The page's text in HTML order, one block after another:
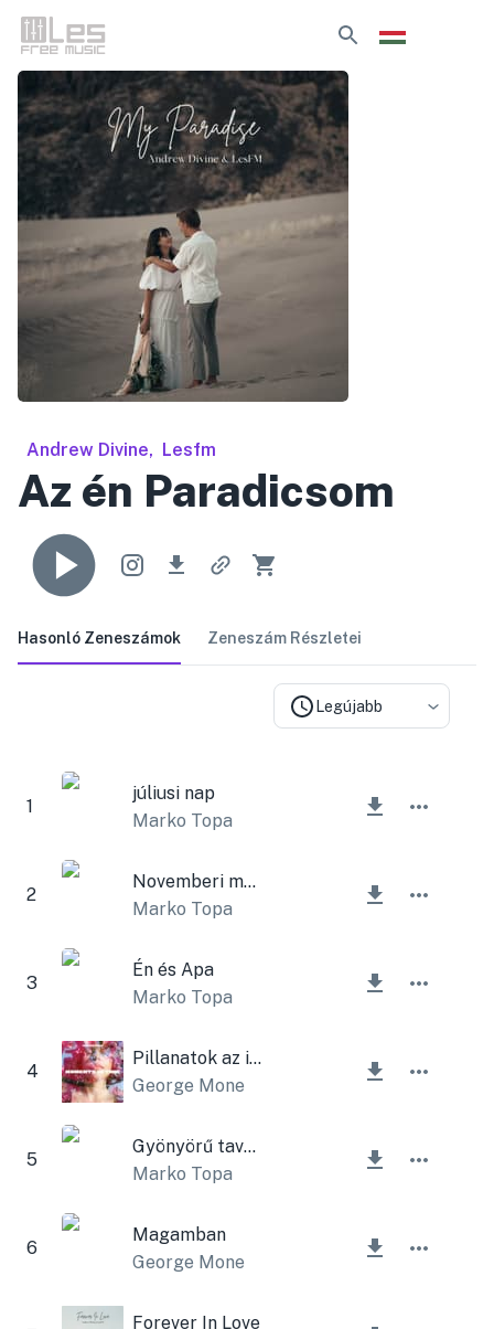
Andrew Divine, Lesfm
Az én Paradicsom
Hasonló Zeneszámok Zeneszám Részletei
Legújabb
1
júliusi nap
Marko Topa
2
Novemberi melankólia
Marko Topa
3
Én és Apa
Marko Topa
4
Pillanatok az időben
George Mone
5
Gyönyörű tavasz
Marko Topa
6
Magamban
George Mone
Forever In Love